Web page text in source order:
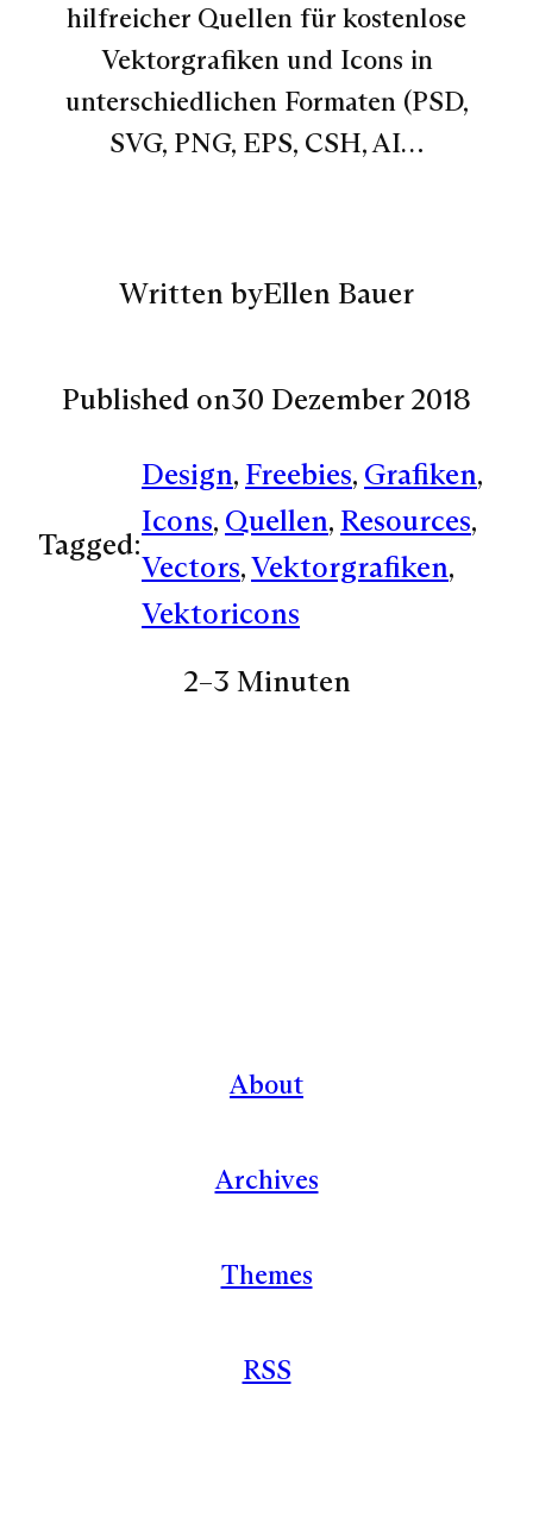
hilfreicher Quellen für kostenlose
Vektorgrafiken und Icons in
unterschiedlichen Formaten (PSD,
SVG, PNG, EPS, CSH, AI…
Written byEllen Bauer
Published on30 Dezember 2018
Tagged:
Design, Freebies, Grafiken
Icons, Quellen, Resources
Vectors, Vektorgrafiken
Vektoricons
2–3 Minuten
About
Archives
Themes
RSS